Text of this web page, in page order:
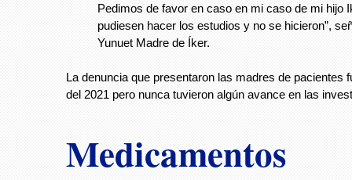
Pedimos de favor en caso en mi caso de mi hijo
pudiesen hacer los estudios y no se hicieron”,
Yunuet Madre de Íker.
La denuncia que presentaron las madres de pacientes
del 2021 pero nunca tuvieron algún avance en las
Medicamentos